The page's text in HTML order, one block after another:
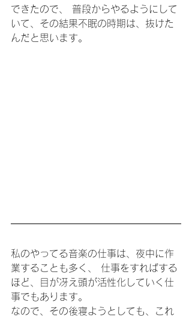
できたので、 普段からやるようにして
いて、その結果不眠の時期は、抜けた
んだと思います。
私のやってる音楽の仕事は、夜中に作
業することも多く、 仕事をすればする
ほど、目が冴え頭が活性化していく仕
事でもあります。
なので、その後寝ようとしても、これ